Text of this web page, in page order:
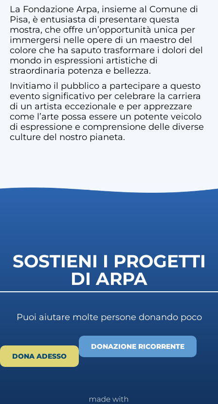
La Fondazione Arpa, insieme al Comune di
Pisa, è entusiasta di presentare questa
mostra, che offre un’opportunità unica per
immergersi nelle opere di un maestro del
colore che ha saputo trasformare i dolori del
mondo in espressioni artistiche di
straordinaria potenza e bellezza.
Invitiamo il pubblico a partecipare a questo
evento significativo per celebrare la carriera
di un artista eccezionale e per apprezzare
come l’arte possa essere un potente veicolo
di espressione e comprensione delle diverse
culture del nostro pianeta.
SOSTIENI I PROGETTI
DI ARPA
Puoi aiutare molte persone donando poco
DONA ADESSO
DONAZIONE RICORRENTE